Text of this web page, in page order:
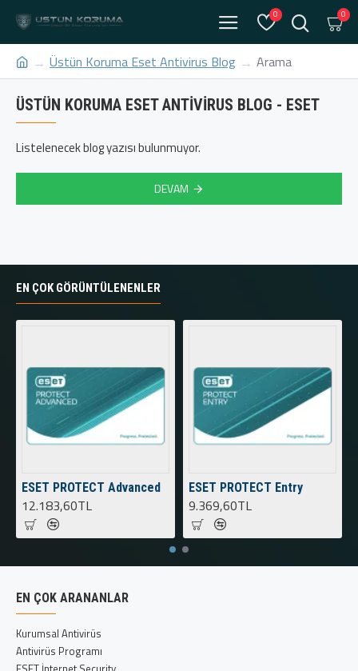
0 0
Üstün Koruma Eset Antivirus Blog Arama
ÜSTÜN KORUMA ESET ANTIVIRUS BLOG - ESET
Listelenecek blog yazısı bulunmuyor.
DEVAM
EN ÇOK GÖRÜNTÜLENENLER
ESET PROTECT Advanced
12.183,60TL
ESET PROTECT Entry
9.369,60TL
EN ÇOK ARANANLAR
Kurumsal Antivirüs
Antivirüs Programı